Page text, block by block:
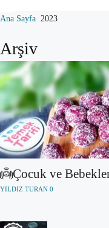
Ana Sayfa 2023
Arşiv
👼Çocuk ve
YILDIZ TURAN 0